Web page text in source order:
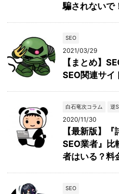
騙されないで
SEO
2021/03/29
【まとめ】
SEO関連サイ
白石竜次コラム 逆
2020/11/30
【最新版】
SEO業者』比
者はいる？料
SEO